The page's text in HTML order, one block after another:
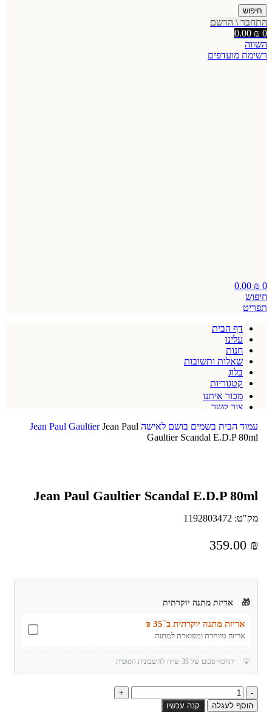
חיפוש
התחבר \ הרשם
0
0.00 ₪
השווה
רשימת מועדפים
0
0.00 ₪
חיפוש
תפריט
דף הבית
עלינו
חנות
שאלות ותשובות
בלוג
קטגוריות
מכור איתנו
צור קשר
עמוד הבית בשמים בושם לאישה Jean Paul GaultierJean Paul
Gaultier Scandal E.D.P 80ml
Jean Paul Gaultier Scandal E.D.P 80ml
מק"ט: 1192803472
359.00 ₪
🎁 אריזת מתנה יוקרתית
אריזת מתנה יוקרתית ב־35 ₪
אריזה מיוחדת ומפוארת למתנה
💡 יתווסף סכום של 35 ש״ח לחשבונית הסופית
הוסף לעגלה קנה עכשיו